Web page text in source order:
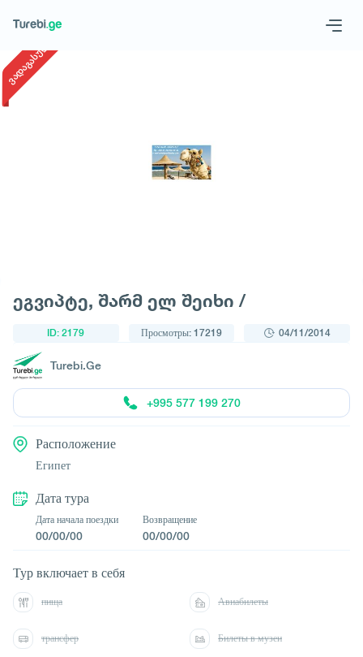
ვადაგასული
ეგვიპტე, შარმ ელ შეიხი /
ID: 2179 Просмотры: 17219 04/11/2014
Turebi.Ge
+995 577 199 270
Расположение
Египет
Дата тура
Дата начала поездки
00/00/00
Возвращение
00/00/00
Тур включает в себя
пища Авиабилеты
трансфер Билеты в музеи